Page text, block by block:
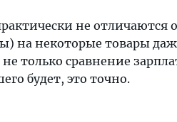
не отличаются
на некоторые товары
только сравнение
будет, это точно.